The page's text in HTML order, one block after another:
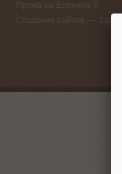
Пряжа на Есенина ©
Создание сайтов — 1gt.ru